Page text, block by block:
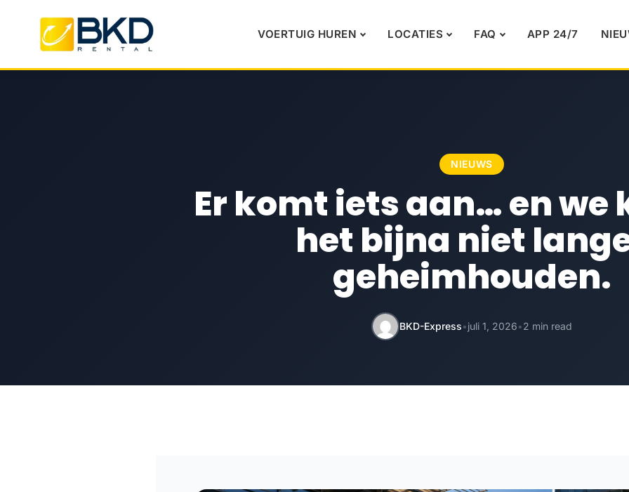
VOERTUIG HUREN LOCATIES FAQ APP 24/7
Home / Er komt iets aan… en we kunnen het bijna niet langer geheimhouden.
NIEUWS
Er komt iets aan… en we
het bijna niet
geheimhouden.
BKD-Express•juli 1, 2026•2 min read